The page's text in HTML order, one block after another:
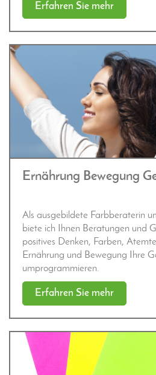
Erfahren Sie mehr
Ernährung Bewegung
Als ausgebildete Farbberaterin
biete ich Ihnen Beratungen und
positives Denken, Farben,
Ernährung und Bewegung Ihre
umprogrammieren.
Erfahren Sie mehr